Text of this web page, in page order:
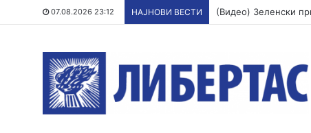
07.08.2026 23:12 НАЈНОВИ ВЕСТИ